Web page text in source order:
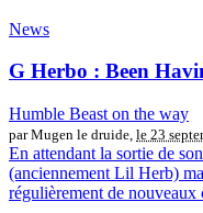
News
G Herbo : Been
Humble Beast on the way
par Mugen le druide, le 23
En attendant la sortie de
(anciennement Lil Herb)
régulièrement de nouveaux